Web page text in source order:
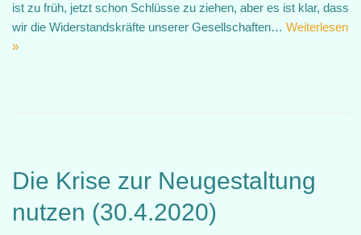
ist zu früh, jetzt schon Schlüsse zu ziehen, aber es ist klar, dass
wir die Widerstandskräfte unserer Gesellschaften… Weiterlesen
»
Die Krise zur Neugestaltung
nutzen (30.4.2020)